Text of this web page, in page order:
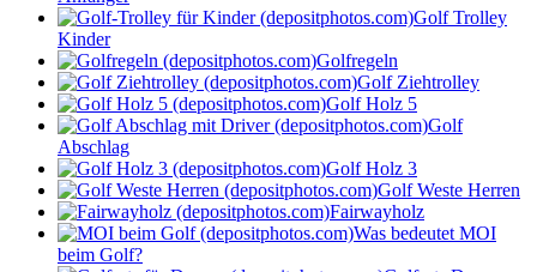
Golf Trolley
Kinder
Golfregeln
Golf Ziehtrolley
Golf Holz 5
Golf
Abschlag
Golf Holz 3
Golf Weste Herren
Fairwayholz
Was bedeutet MOI
beim Golf?